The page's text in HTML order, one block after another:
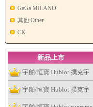
GaGa MILANO
其他 Other
CK
新品上市
宇舶/恒寶 Hublot 撲克宇
舶表全新個性撲克系列腕
宇舶/恒寶 Hublot 撲克宇